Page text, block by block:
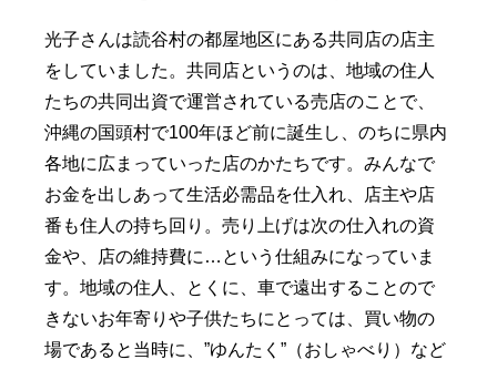
光子さんは読谷村の都屋地区にある共同店の店主
をしていました。共同店というのは、地域の住人
たちの共同出資で運営されている売店のことで、
沖縄の国頭村で100年ほど前に誕生し、のちに県内
各地に広まっていった店のかたちです。みんなで
お金を出しあって生活必需品を仕入れ、店主や店
番も住人の持ち回り。売り上げは次の仕入れの資
金や、店の維持費に…という仕組みになっていま
す。地域の住人、とくに、車で遠出することので
きないお年寄りや子供たちにとっては、買い物の
場であると当時に、”ゆんたく”（おしゃべり）など